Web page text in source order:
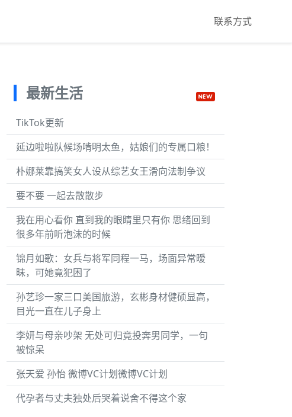
联系方式
最新生活
TikTok更新
延边啦啦队候场啃明太鱼，姑娘们的专属口粮！
朴娜莱靠搞笑女人设从综艺女王滑向法制争议
要不要 一起去散散步
我在用心看你 直到我的眼睛里只有你 思绪回到
很多年前听泡沫的时候
锦月如歌：女兵与将军同程一马，场面异常暧
昧，可她竟犯困了
孙艺珍一家三口美国旅游，玄彬身材健硕显高，
目光一直在儿子身上
李妍与母亲吵架 无处可归竟投奔男同学，一句
被惊呆
张天爱 孙怡 微博VC计划微博VC计划
代孕者与丈夫独处后哭着说舍不得这个家